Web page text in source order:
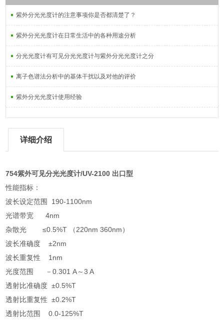
紫外分光光度计的注意事项你是否都清楚了？
紫外分光光度计在日常生活中的各种用途分析
分光光度计有可见分光光度计与紫外分光光度计之分
离子色谱法分析中的基体干扰以及对他的评价
紫外分光光度计使用经验
详细介绍
754紫外可见分光光度计/UV-2100 出口型
性能指标：
波长设定范围 190-1100nm
光谱带宽 4nm
杂散光 ≤0.5%T （220nm 360nm）
波长准确度 ±2nm
波长重复性 1nm
光度范围 －0.301 A～3 A
透射比准确度 ±0.5%T
透射比重复性 ±0.2%T
透射比范围 0.0-125%T